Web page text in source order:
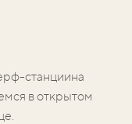
станциина
в открытом